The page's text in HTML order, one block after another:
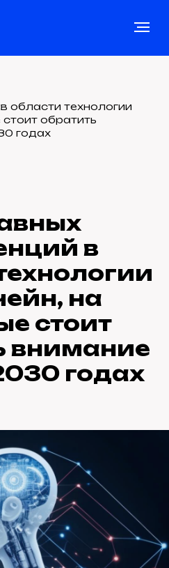
области технологии
обратить
годах
в
на
стоит
внимание
годах